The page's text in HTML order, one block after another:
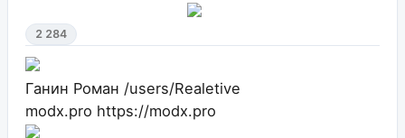
2 284
Ганин Роман /users/Realetive
modx.pro https://modx.pro